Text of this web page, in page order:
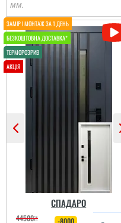
мм.
СПАДАРО
44500₴ -8000